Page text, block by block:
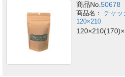
商品No.50678
チャッ
120×210